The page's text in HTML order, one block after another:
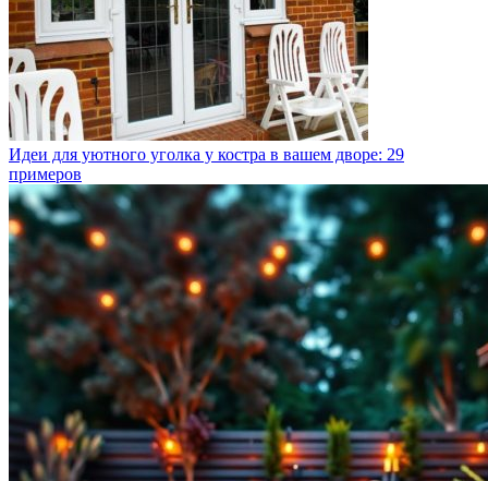
Идеи для уютного уголка у костра в вашем дворе: 29
примеров